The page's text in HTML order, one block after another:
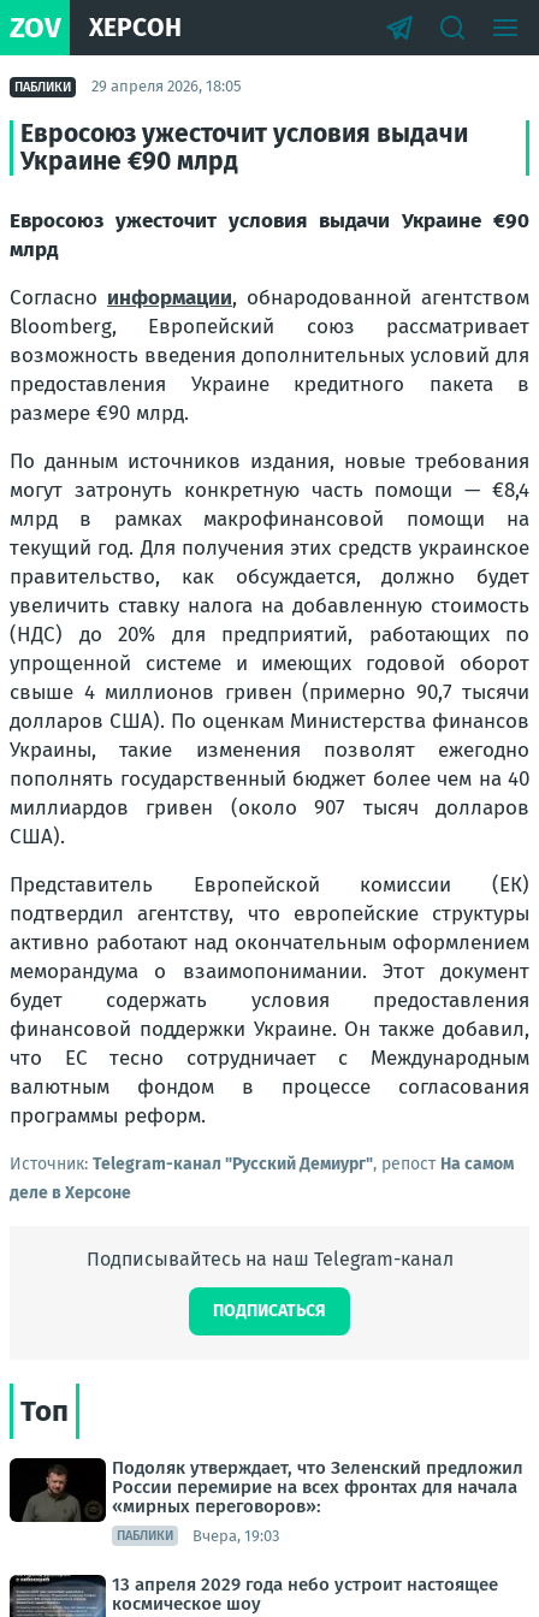
ZOV ХЕРСОН
ПАБЛИКИ 29 апреля 2026, 18:05
Евросоюз ужесточит условия выдачи
Украине €90 млрд
Евросоюз ужесточит условия выдачи Украине €90
млрд
Согласно информации, обнародованной агентством
Bloomberg, Европейский союз рассматривает
возможность введения дополнительных условий для
предоставления Украине кредитного пакета в
размере €90 млрд.
По данным источников издания, новые требования
могут затронуть конкретную часть помощи — €8,4
млрд в рамках макрофинансовой помощи на
текущий год. Для получения этих средств украинское
правительство, как обсуждается, должно будет
увеличить ставку налога на добавленную стоимость
(НДС) до 20% для предприятий, работающих по
упрощенной системе и имеющих годовой оборот
свыше 4 миллионов гривен (примерно 90,7 тысячи
долларов США). По оценкам Министерства финансов
Украины, такие изменения позволят ежегодно
пополнять государственный бюджет более чем на 40
миллиардов гривен (около 907 тысяч долларов
США).
Представитель Европейской комиссии (ЕК)
подтвердил агентству, что европейские структуры
активно работают над окончательным оформлением
меморандума о взаимопонимании. Этот документ
будет содержать условия предоставления
финансовой поддержки Украине. Он также добавил,
что ЕС тесно сотрудничает с Международным
валютным фондом в процессе согласования
программы реформ.
Источник: Telegram-канал "Русский Демиург", репост На самом
деле в Херсоне
Подписывайтесь на наш Telegram-канал
ПОДПИСАТЬСЯ
Топ
Подоляк утверждает, что Зеленский предложил
России перемирие на всех фронтах для начала
«мирных переговоров»:
ПАБЛИКИ Вчера, 19:03
13 апреля 2029 года небо устроит настоящее
космическое шоу